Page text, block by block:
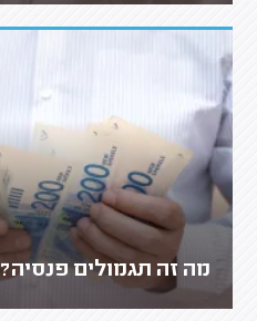
מה זה תגמולים פנסיה?